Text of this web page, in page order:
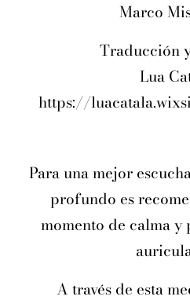
Marco
Traducción
Lua
https://
Para una mejor
profundo es
momento de calma y
A través de esta